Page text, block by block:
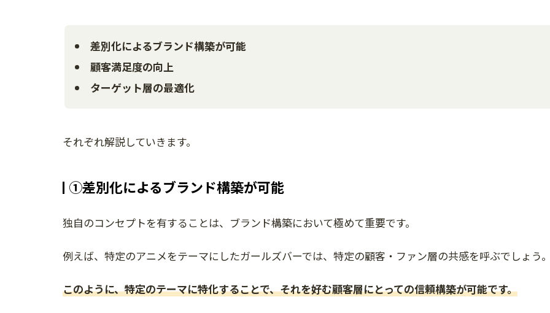
差別化によるブランド構築が可能
顧客満足度の向上
ターゲット層の最適化
それぞれ解説していきます。
①差別化によるブランド構築が可能
独自のコンセプトを有することは、ブランド構築において極めて重要です。
例えば、特定のアニメをテーマにしたガールズバーでは、特定の顧客・ファン層の共感を呼ぶでしょう。
このように、特定のテーマに特化することで、それを好む顧客層にとっての信頼構築が可能です。